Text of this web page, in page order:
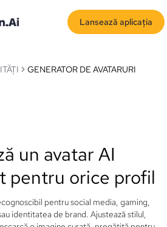
Lansează aplicația
GENERATOR DE AVATARURI
un avatar AI
pentru orice profil
pentru social media, gaming,
identitatea de brand. Ajustează stilul,